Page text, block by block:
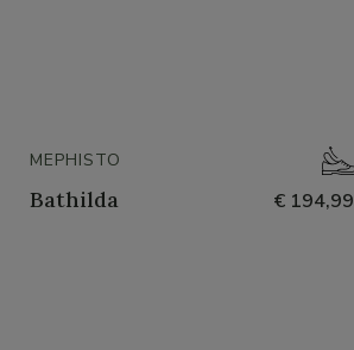
MEPHISTO
Bathilda € 194,99